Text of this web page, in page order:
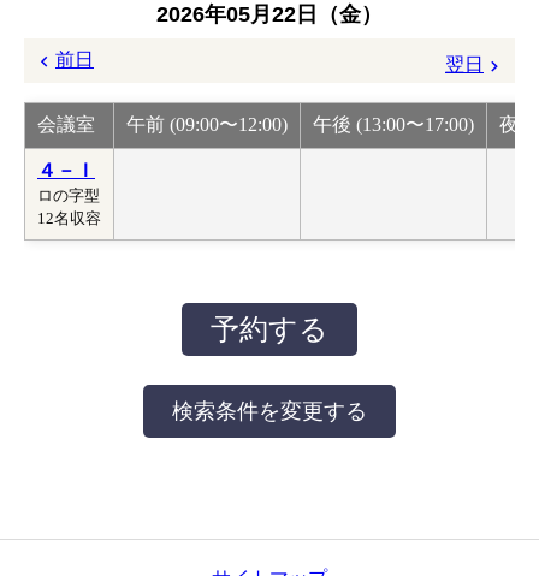
2026年05月22日（金）
前日 翌日
会議室 午前 (09:00〜12:00) 午後 (13:00〜17:00) 夜
４－Ｉ
ロの字型
12名収容